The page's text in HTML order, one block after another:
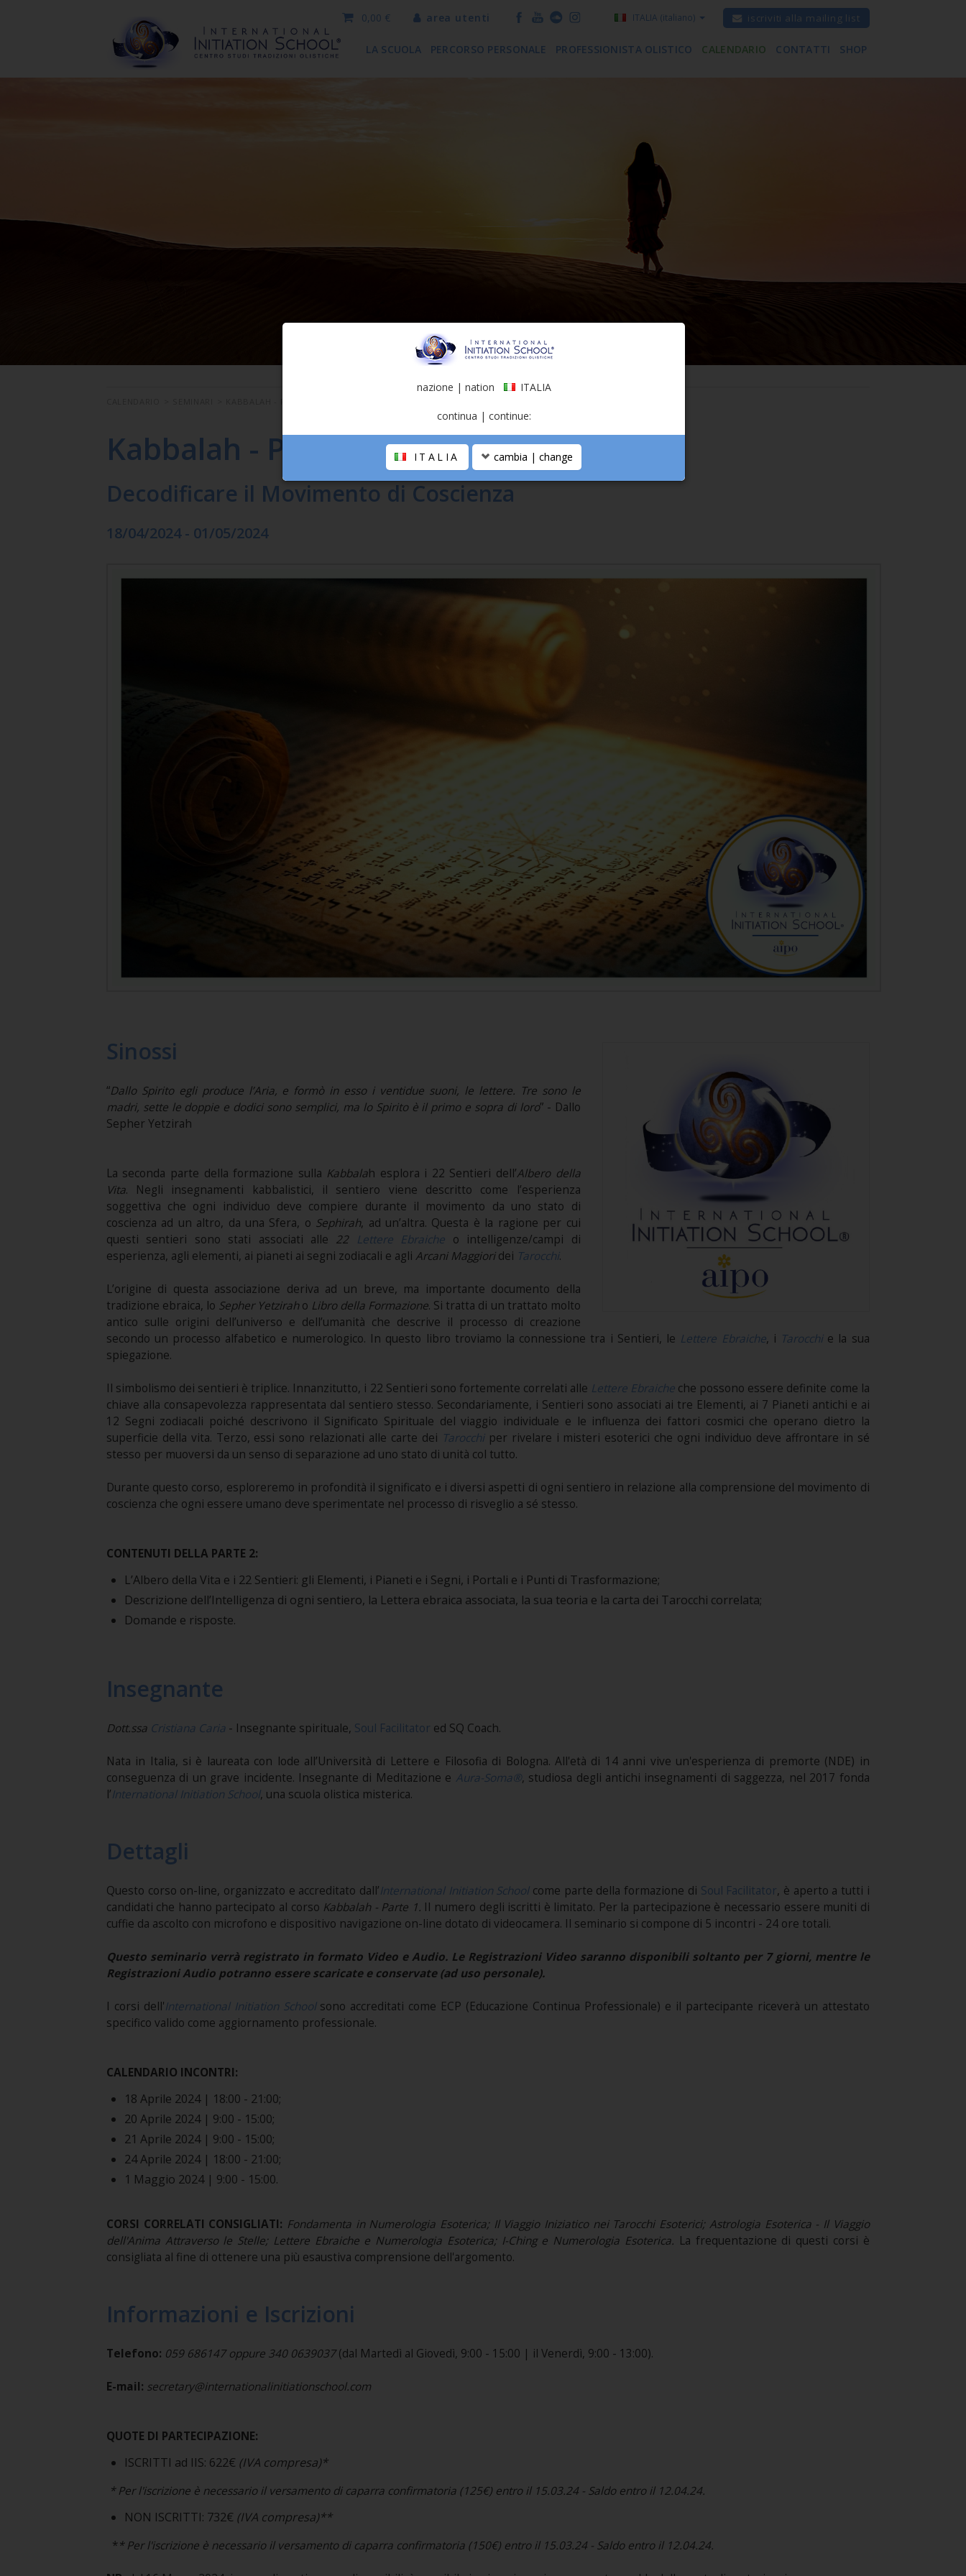
iscriviti alla mailing list
ITALIA (italiano)
area utenti
0,00 €
LA SCUOLA PERCORSO PERSONALE PROFESSIONISTA OLISTICO CALENDARIO CONTATTI SHOP
Kabbalah - Parte 2
Decodificare il Movimento di Coscienza
18/04/2024 - 01/05/2024
Sinossi
“Dallo Spirito egli produce l’Aria, e formò in esso i ventidue suoni, le lettere. Tre sono le
madri, sette le doppie e dodici sono semplici, ma lo Spirito è il primo e sopra di loro” - Dallo
Sepher Yetzirah
La seconda parte della formazione sulla Kabbalah esplora i 22 Sentieri dell’Albero della
Vita. Negli insegnamenti kabbalistici, il sentiero viene descritto come l’esperienza
soggettiva che ogni individuo deve compiere durante il movimento da uno stato di
coscienza ad un altro, da una Sfera, o Sephirah, ad un’altra. Questa è la ragione per cui
questi sentieri sono stati associati alle 22 Lettere Ebraiche o intelligenze/campi di
esperienza, agli elementi, ai pianeti ai segni zodiacali e agli Arcani Maggioridei Tarocchi.
L’origine di questa associazione deriva ad un breve, ma importante documento della
tradizione ebraica, lo Sepher Yetziraho Libro della Formazione. Si tratta di un trattato molto
antico sulle origini dell’universo e dell’umanità che descrive il processo di creazione
secondo un processo alfabetico e numerologico. In questo libro troviamo la connessione tra i Sentieri, le Lettere Ebraiche, i Tarocchie la sua
spiegazione.
Il simbolismo dei sentieri è triplice. Innanzitutto, i 22 Sentieri sono fortemente correlati alle Lettere Ebraiche che possono essere definite come la
chiave alla consapevolezza rappresentata dal sentiero stesso. Secondariamente, i Sentieri sono associati ai tre Elementi, ai 7 Pianeti antichi e ai
12 Segni zodiacali poiché descrivono il Significato Spirituale del viaggio individuale e le influenza dei fattori cosmici che operano dietro la
superficie della vita. Terzo, essi sono relazionati alle carte dei Tarocchiper rivelare i misteri esoterici che ogni individuo deve affrontare in sé
stesso per muoversi da un senso di separazione ad uno stato di unità col tutto.
Durante questo corso, esploreremo in profondità il significato e i diversi aspetti di ogni sentiero in relazione alla comprensione del movimento di
coscienza che ogni essere umano deve sperimentate nel processo di risveglio a sé stesso.
CONTENUTI DELLA PARTE 2:
L’Albero della Vita e i 22 Sentieri: gli Elementi, i Pianeti e i Segni, i Portali e i Punti di Trasformazione;
Descrizione dell’Intelligenza di ogni sentiero, la Lettera ebraica associata, la sua teoria e la carta dei Tarocchi correlata;
Domande e risposte.
Insegnante
Dott.ssa Cristiana Caria - Insegnante spirituale, Soul Facilitator ed SQ Coach.
Nata in Italia, si è laureata con lode all’Università di Lettere e Filosofia di Bologna. All'età di 14 anni vive un'esperienza di premorte (NDE) in
conseguenza di un grave incidente. Insegnante di Meditazione e Aura-Soma®, studiosa degli antichi insegnamenti di saggezza, nel 2017 fonda
l’International Initiation School, una scuola olistica misterica.
Dettagli
Questo corso on-line, organizzato e accreditato dall’International Initiation School come parte della formazione di Soul Facilitator, è aperto a tutti i
candidati che hanno partecipato al corso Kabbalah - Parte 1. Il numero degli iscritti è limitato. Per la partecipazione è necessario essere muniti di
cuffie da ascolto con microfono e dispositivo navigazione on-line dotato di videocamera. Il seminario si compone di 5 incontri - 24 ore totali.
Questo seminario verrà registrato in formato Video e Audio. Le Registrazioni Video saranno disponibili soltanto per 7 giorni, mentre le
Registrazioni Audio potranno essere scaricate e conservate (ad uso personale).
I corsi dell'International Initiation Schoolsono accreditati come ECP (Educazione Continua Professionale) e il partecipante riceverà un attestato
specifico valido come aggiornamento professionale.
CALENDARIO INCONTRI:
18 Aprile 2024 | 18:00 - 21:00;
20 Aprile 2024 | 9:00 - 15:00;
21 Aprile 2024 | 9:00 - 15:00;
24 Aprile 2024 | 18:00 - 21:00;
1 Maggio 2024 | 9:00 - 15:00.
CORSI CORRELATI CONSIGLIATI: Fondamenta in Numerologia Esoterica; Il Viaggio Iniziatico nei Tarocchi Esoterici; Astrologia Esoterica - Il Viaggio
dell'Anima Attraverso le Stelle; Lettere Ebraiche e Numerologia Esoterica; I-Ching e Numerologia Esoterica. La frequentazione di questi corsi è
consigliata al fine di ottenere una più esaustiva comprensione dell'argomento.
Informazioni e Iscrizioni
Telefono: 059 686147 oppure 340 0639037(dal Martedì al Giovedì, 9:00 - 15:00 | il Venerdì, 9:00 - 13:00).​​​​​​​
E-mail: secretary@internationalinitiationschool.com
QUOTE DI PARTECIPAZIONE:
ISCRITTI ad IIS: 622€ (IVA compresa)*
* Per l'iscrizione è necessario il versamento di caparra confirmatoria (125€) entro il 15.03.24 - Saldo entro il 12.04.24.
NON ISCRITTI: 732€ (IVA compresa)**
** Per l'iscrizione è necessario il versamento di caparra confirmatoria (150€) entro il 15.03.24 - Saldo entro il 12.04.24.
nazione | nation ITALIA
continua | continue:
ITALIA cambia | change